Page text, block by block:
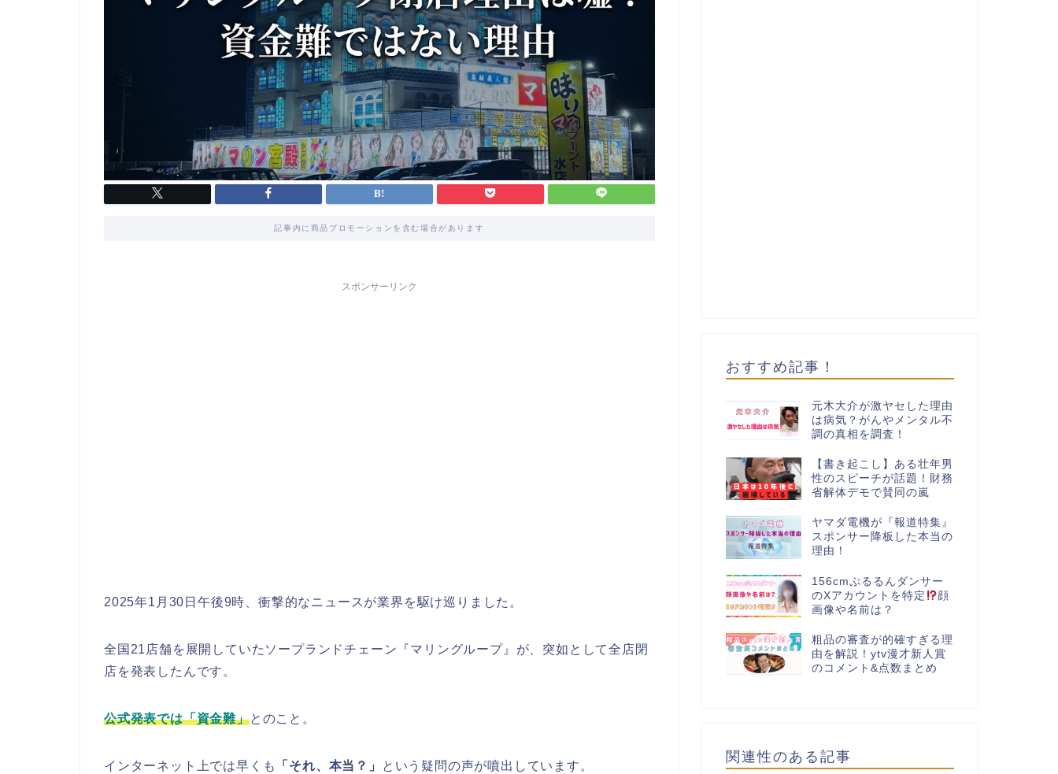
記事内に商品プロモーションを含む場合があります
スポンサーリンク
2025年1月30日午後9時、衝撃的なニュースが業界を駆け巡りました。
全国21店舗を展開していたソープランドチェーン『マリングループ』が、突如として全店閉
店を発表したんです。
公式発表では「資金難」とのこと。
インターネット上では早くも 「それ、本当？」 という疑問の声が噴出しています。
おすすめ記事！
元木大介が激ヤセした理由
は病気？がんやメンタル不
調の真相を調査！
【書き起こし】ある壮年男
性のスピーチが話題！財務
省解体デモで賛同の嵐
ヤマダ電機が『報道特集』
スポンサー降板した本当の
理由！
156cmぷるるんダンサー
のXアカウントを特定
顔
画像や名前は？
粗品の審査が的確すぎる理
由を解説！ytv漫才新人賞
のコメント&点数まとめ
関連性のある記事